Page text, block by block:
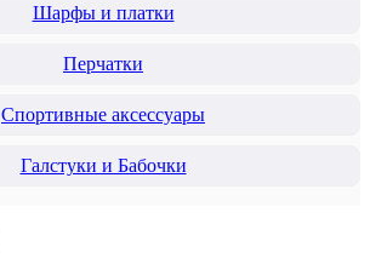
Шарфы и платки
Перчатки
Спортивные аксессуары
Галстуки и Бабочки